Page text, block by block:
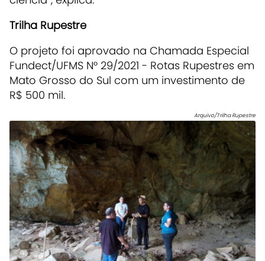
Trilha Rupestre
O projeto foi aprovado na Chamada Especial
Fundect/UFMS N° 29/2021 - Rotas Rupestres em
Mato Grosso do Sul com um investimento de
R$ 500 mil.
Arquivo/Trilha Rupestre